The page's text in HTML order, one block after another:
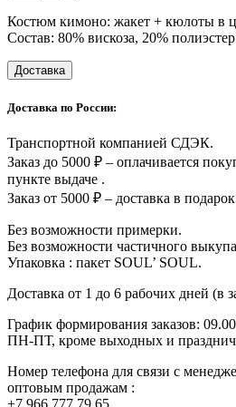
"Кимоно"
в
корица
Костюм кимоно: жакет + кюлоты в
Состав: 80% вискоза, 20%
Доставка
Доставка по России:
Транспортной компанией СДЭК.
Заказ до 5000 ₽ – оплачивается
пункте выдаче .
Заказ от 5000 ₽ – доставка в
Без возможности примерки.
Без возможности частичного
Упаковка : пакет SOUL’ SOUL.
Доставка от 1 до 6 рабочих дней (в
График формирования заказов:
ПН-ПТ, кроме выходных и
Номер телефона для связи с
оптовым продажам :
+7 966 777 79 65